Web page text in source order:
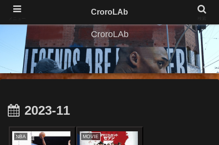
CroroLAb
2023-11
NBA MOVIE
CroroLAb